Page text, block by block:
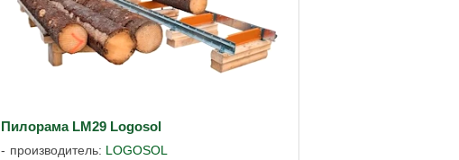
Пилорама LM29 Logosol
производитель: LOGOSOL